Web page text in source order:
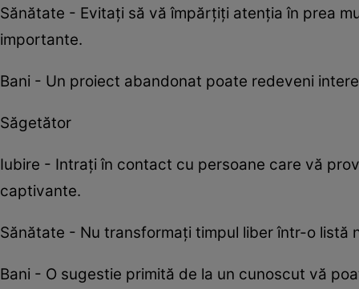
Sănătate - Evitați să vă împărțiți atenția în prea
importante.
Bani - Un proiect abandonat poate redeveni
Săgetător
Iubire - Intrați în contact cu persoane care vă
captivante.
Sănătate - Nu transformați timpul liber într-o
Bani - O sugestie primită de la un cunoscut vă